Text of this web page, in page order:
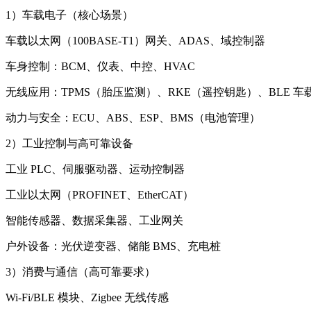
1）车载电子（核心场景）
车载以太网（100BASE‑T1）网关、ADAS、域控制器
车身控制：BCM、仪表、中控、HVAC
无线应用：TPMS（胎压监测）、RKE（遥控钥匙）、BLE 车
动力与安全：ECU、ABS、ESP、BMS（电池管理）
2）工业控制与高可靠设备
工业 PLC、伺服驱动器、运动控制器
工业以太网（PROFINET、EtherCAT）
智能传感器、数据采集器、工业网关
户外设备：光伏逆变器、储能 BMS、充电桩
3）消费与通信（高可靠要求）
Wi‑Fi/BLE 模块、Zigbee 无线传感